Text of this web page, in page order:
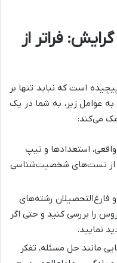
فراتر از
است که نباید تنها بر
عوامل زیر، به شما در یک
می‌کند:
واقعی، استعدادها و تیپ
از تست‌های شخصیت‌شناسی
فارغ‌التحصیلان رشته‌های
را بررسی کنید و حتی اگر
نمایید.
مانند حل مسئله، تفکر